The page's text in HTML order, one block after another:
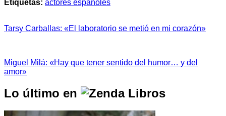
Etiquetas: actores españoles
Tarsy Carballas: «El laboratorio se metió en mi corazón»
Miguel Milá: «Hay que tener sentido del humor… y del
amor»
Lo último en